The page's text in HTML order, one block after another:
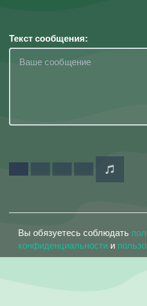
Текст сообщения:
Вы обязуетесь соблюдать
конфиденциальности и